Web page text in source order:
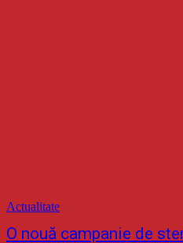
Actualitate
O nouă campanie de